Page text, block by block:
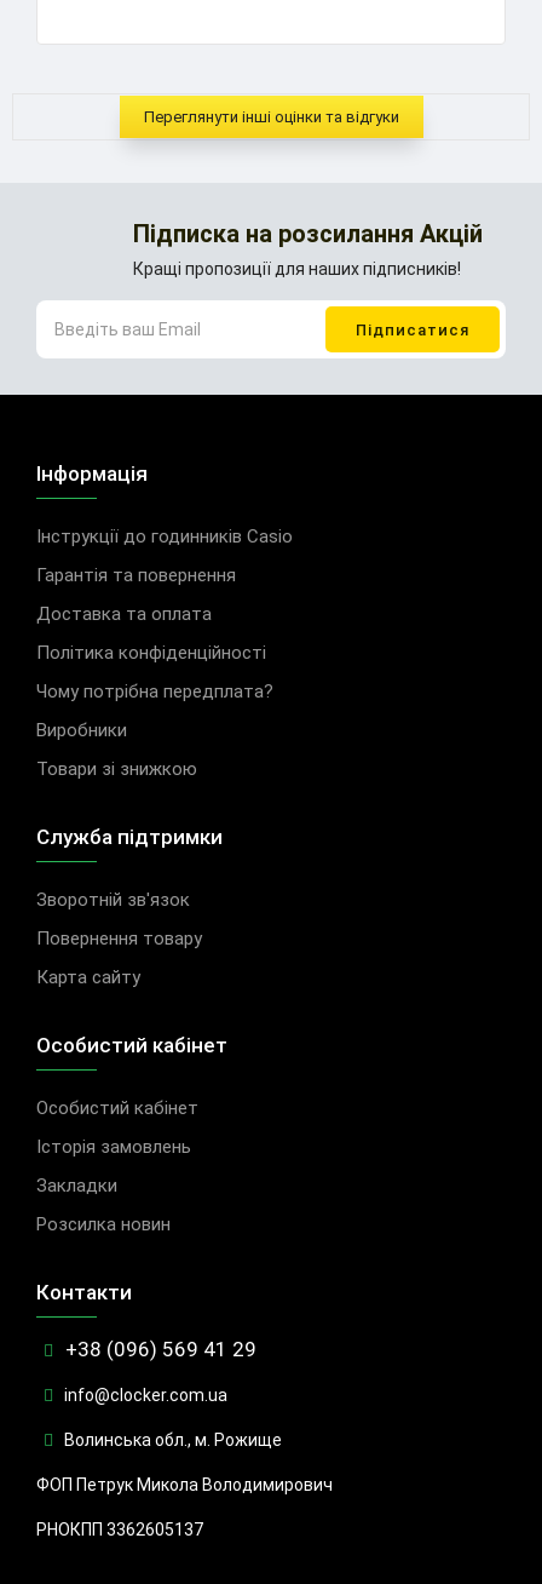
Переглянути інші оцінки та відгуки
Підписка на розсилання Акцій
Кращі пропозиції для наших підписників!
Інформація
Інструкції до годинників Casio
Гарантія та повернення
Доставка та оплата
Політика конфіденційності
Чому потрібна передплата?
Виробники
Товари зі знижкою
Служба підтримки
Зворотній зв'язок
Повернення товару
Карта сайту
Особистий кабінет
Особистий кабінет
Історія замовлень
Закладки
Розсилка новин
Контакти
+38 (096) 569 41 29
info@clocker.com.ua
Волинська обл., м. Рожище
ФОП Петрук Микола Володимирович
РНОКПП 3362605137